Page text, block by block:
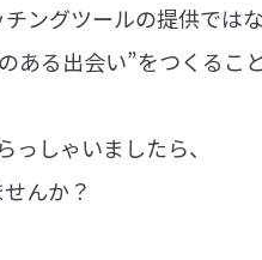
ングツールの提供では
ある出会い”をつくるこ
しゃいましたら、
んか？